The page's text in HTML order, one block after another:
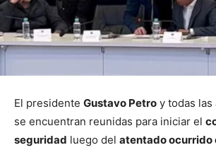
El presidente Gustavo Petro y todas las
se encuentran reunidas para iniciar el
seguridad luego del atentado ocurrido